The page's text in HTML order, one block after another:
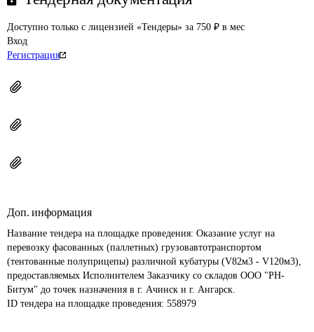
Доступно только с лицензией «Тендеры» за 750 ₽ в мес
Вход
Регистрация
Доп. информация
Название тендера на площадке проведения: Оказание услуг на
перевозку фасованных (паллетных) грузовавтотранспортом
(тентованные полуприцепы) различной кубатуры (V82м3 - V120м3),
предоставляемых Исполнителем Заказчику со складов ООО "РН-
Битум" до точек назначения в г. Ачинск и г. Ангарск.
ID тендера на площадке проведения: 558979